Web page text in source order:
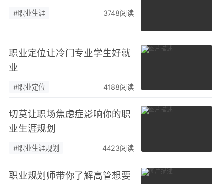
#职业生涯 3748阅读
职业定位让冷门专业学生好就
业
#职业定位 4188阅读
切莫让职场焦虑症影响你的职
业生涯规划
#职业生涯规划 4423阅读
职业规划师带你了解高管想要